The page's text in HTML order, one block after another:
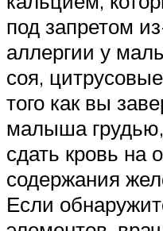
под запретом
аллергии у
соя,
того как вы
малыша
сдать кровь на
содержания
Если